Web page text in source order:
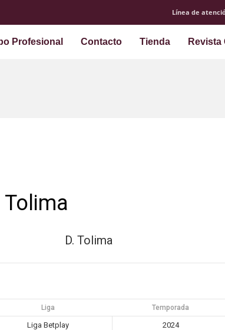
Línea de
Profesional Contacto Tienda Revista
D. Tolima
Liga Temporada
Liga Betplay 2024